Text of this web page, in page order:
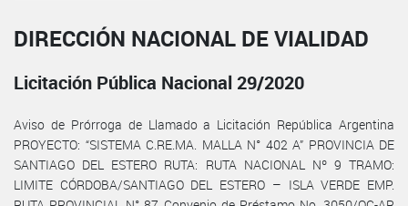
DIRECCIÓN NACIONAL DE VIALIDAD
Licitación Pública Nacional 29/2020
Aviso de Prórroga de Llamado a Licitación República Argentina
PROYECTO: “SISTEMA C.RE.MA. MALLA N° 402 A” PROVINCIA DE
SANTIAGO DEL ESTERO RUTA: RUTA NACIONAL Nº 9 TRAMO:
LIMITE CÓRDOBA/SANTIAGO DEL ESTERO – ISLA VERDE EMP.